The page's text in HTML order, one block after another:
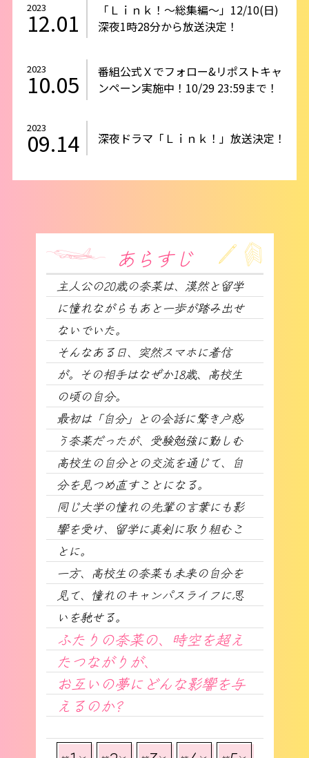
2023
12.01
「Ｌｉｎｋ！～総集編～」12/10(日)
深夜1時28分から放送決定！
2023
10.05
番組公式Ｘでフォロー&リポストキャ
ンペーン実施中！10/29 23:59まで！
2023
09.14 深夜ドラマ「Ｌｉｎｋ！」放送決定！
あらすじ
主人公の20歳の奈菜は、漠然と留学
に憧れながらもあと一歩が踏み出せ
ないでいた。
そんなある日、突然スマホに着信
が。その相手はなぜか18歳、高校生
の頃の自分。
最初は「自分」との会話に驚き戸惑
う奈菜だったが、受験勉強に勤しむ
高校生の自分との交流を通じて、自
分を見つめ直すことになる。
同じ大学の憧れの先輩の言葉にも影
響を受け、留学に真剣に取り組むこ
とに。
一方、高校生の奈菜も未来の自分を
見て、憧れのキャンパスライフに思
いを馳せる。
ふたりの奈菜の、時空を超え
たつながりが、
お互いの夢にどんな影響を与
えるのか?